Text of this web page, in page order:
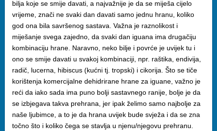
bilja koje se smije davati, a najvažnije je da se miješa cijelo
vrijeme, znači ne svaki dan davati samo jednu hranu, koliko
god ona bila savršenog sastava. Važna je raznolikost i
miješanje svega zajedno, da svaki dan iguana ima drugačiju
kombinaciju hrane. Naravno, neko bilje i povrće je uvijek tu i
ono se smije davati u svakoj kombinaciji, npr. raštika, endivija,
radič, lucerna, hibiscus (kućni tj. tropski) i cikorija. Što se tiče
korištenja komercijalne dehidrirane hrane za iguane, važno je
reći da iako sada ima puno bolji sastavnego ranije, bolje je da
se izbjegava takva prehrana, jer ipak želimo samo najbolje za
naše ljubimce, a to je da hrana uvijek bude svježa i da se zna
točno što i koliko čega se stavlja u njenu/njegovu prehranu.